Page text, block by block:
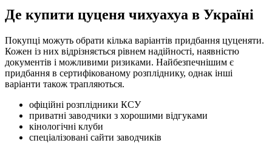
Де купити цуценя чихуахуа в Україні
Покупці можуть обрати кілька варіантів придбання цуценяти.
Кожен із них відрізняється рівнем надійності, наявністю
документів і можливими ризиками. Найбезпечнішим є
придбання в сертифікованому розпліднику, однак інші
варіанти також трапляються.
офіційні розплідники КСУ
приватні заводчики з хорошими відгуками
кінологічні клуби
спеціалізовані сайти заводчиків